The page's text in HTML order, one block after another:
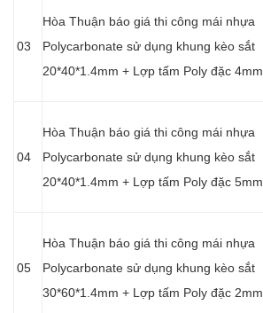
03
Hòa Thuận báo giá thi công mái nhựa
Polycarbonate sử dụng khung kèo sắt
20*40*1.4mm + Lợp tấm Poly đặc 4mm
04
Hòa Thuận báo giá thi công mái nhựa
Polycarbonate sử dụng khung kèo sắt
20*40*1.4mm + Lợp tấm Poly đặc 5mm
05
Hòa Thuận báo giá thi công mái nhựa
Polycarbonate sử dụng khung kèo sắt
30*60*1.4mm + Lợp tấm Poly đặc 2mm